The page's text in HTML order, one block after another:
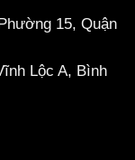
15, Quận
Lộc A, Bình